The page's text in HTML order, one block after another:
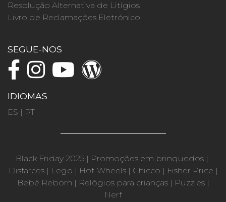
Resolução Alternativa de Litígios
Livro de Reclamações Eletrónico
SEGUE-NOS
IDIOMAS
ES | PT
Black Friday 2025 | Promoções em brinquedos |
Disfarces| Lego | Hot Wheels| Chicco | Fisher Price |
Bebé Reborn | Relógios para crianças| Puzzles|
Nerf